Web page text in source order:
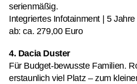
serienmäßig.
Integriertes Infotainment | 5
ab: ca. 279,00 Euro
4. Dacia Duster
Für Budget-bewusste Familien.
erstaunlich viel Platz – zum